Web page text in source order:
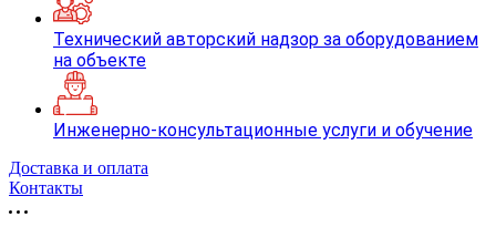
Технический авторский надзор за оборудованием
на объекте
Инженерно-консультационные услуги и обучение
Доставка и оплата
Контакты